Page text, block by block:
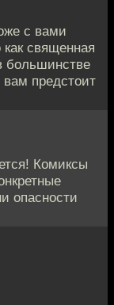
с вами
священная
большинстве
предстоит
Комиксы
опасности